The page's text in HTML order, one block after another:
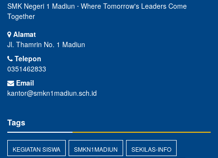
SMK Negeri 1 Madiun ⋅ Where Tomorrow's Leaders Come
Together
Alamat
Jl. Thamrin No. 1 Madiun
Telepon
0351462833
Email
kantor@smkn1madiun.sch.id
Tags
KEGIATAN SISWA SMKN1MADIUN SEKILAS-INFO